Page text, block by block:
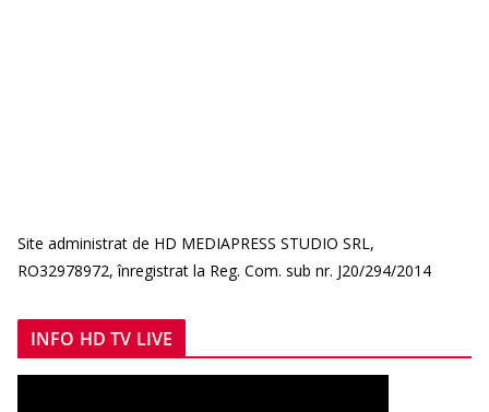
Site administrat de HD MEDIAPRESS STUDIO SRL,
RO32978972, înregistrat la Reg. Com. sub nr. J20/294/2014
INFO HD TV LIVE